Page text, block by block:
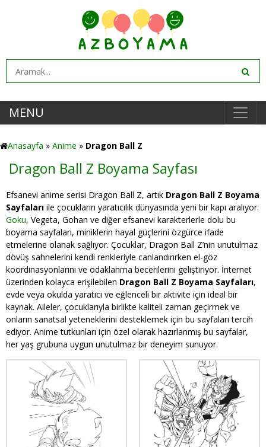
MENU
Anasayfa » Anime » Dragon Ball Z
Dragon Ball Z Boyama Sayfası
Efsanevi anime serisi Dragon Ball Z, artık Dragon Ball Z Boyama
Sayfaları ile çocukların yaratıcılık dünyasında yeni bir kapı aralıyor.
Goku, Vegeta, Gohan ve diğer efsanevi karakterlerle dolu bu
boyama sayfaları, miniklerin hayal güçlerini özgürce ifade
etmelerine olanak sağlıyor. Çocuklar, Dragon Ball Z’nin unutulmaz
dövüş sahnelerini kendi renkleriyle canlandırırken el-göz
koordinasyonlarını ve odaklanma becerilerini geliştiriyor. İnternet
üzerinden kolayca erişilebilen Dragon Ball Z Boyama Sayfaları,
evde veya okulda yaratıcı ve eğlenceli bir aktivite için ideal bir
kaynak. Aileler, çocuklarıyla birlikte kaliteli zaman geçirmek ve
onların sanatsal yeteneklerini desteklemek için bu sayfaları tercih
ediyor. Anime tutkunları için özel olarak hazırlanmış bu sayfalar,
her yaş grubuna uygun unutulmaz bir deneyim sunuyor.